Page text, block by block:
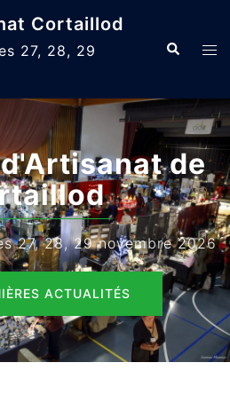
Cortaillod
27, 28, 29
de
27, 28, 29 novembre 2026
ACTUALITÉS